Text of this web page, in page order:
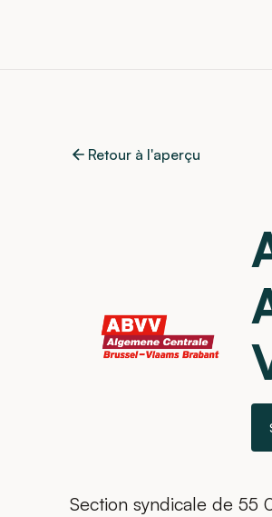
Retour à l'aperçu
Section syndicale de 55